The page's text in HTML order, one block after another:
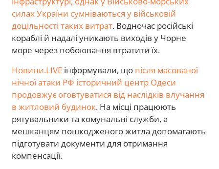
силах України сумніваються у військовій
доцільності таких витрат. Водночас російські
кораблі й надалі уникають виходів у Чорне
море через побоювання втратити їх.
Новини.LIVE інформували, що після масованої
нічної атаки РФ історичний центр Одеси
продовжує оговтуватися від наслідків влучання
в житловий будинок. На місці працюють
рятувальники та комунальні служби, а
мешканцям пошкодженого житла допомагають
підготувати документи для отримання
компенсації.